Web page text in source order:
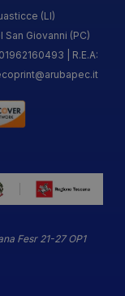
(LI)
Giovanni (PC)
| R.E.A:
Fesr 21-27 OP1